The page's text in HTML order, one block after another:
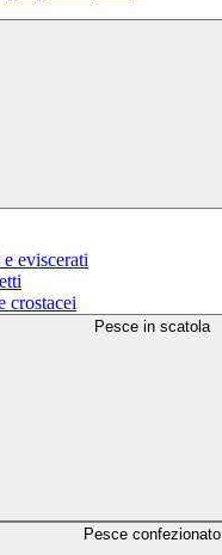
eviscerati
crostacei
Pesce in scatola
Pesce confezionato